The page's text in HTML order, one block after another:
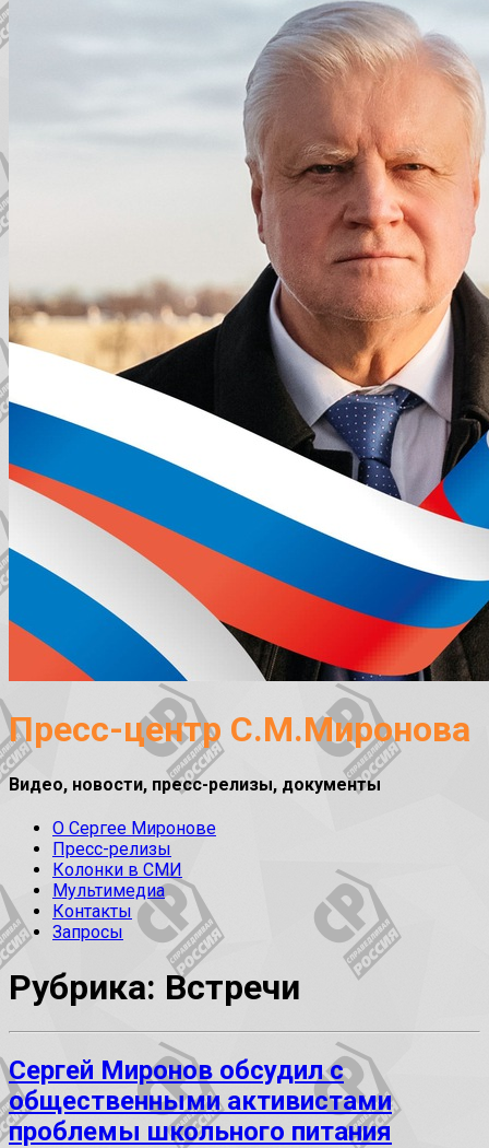
Пресс-центр С.М.Миронова
Видео, новости, пресс-релизы, документы
О Сергее Миронове
Пресс-релизы
Колонки в СМИ
Мультимедиа
Контакты
Запросы
Рубрика: Встречи
Сергей Миронов обсудил с
общественными активистами
проблемы школьного питания